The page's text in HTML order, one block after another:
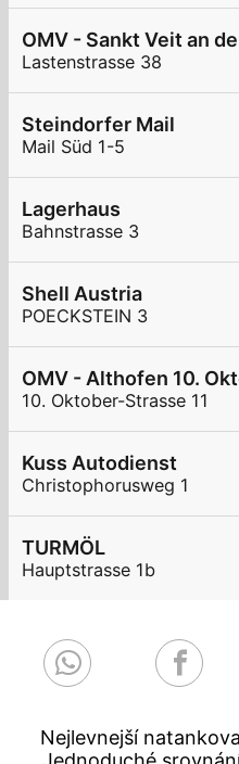
Lastenstrasse 38
Steindorfer Mail
Mail Süd 1-5
Lagerhaus
Bahnstrasse 3
Shell Austria
POECKSTEIN 3
10. Oktober-Strasse 11
Kuss Autodienst
Christophorusweg 1
TURMÖL
Hauptstrasse 1b
Nejlevnejší